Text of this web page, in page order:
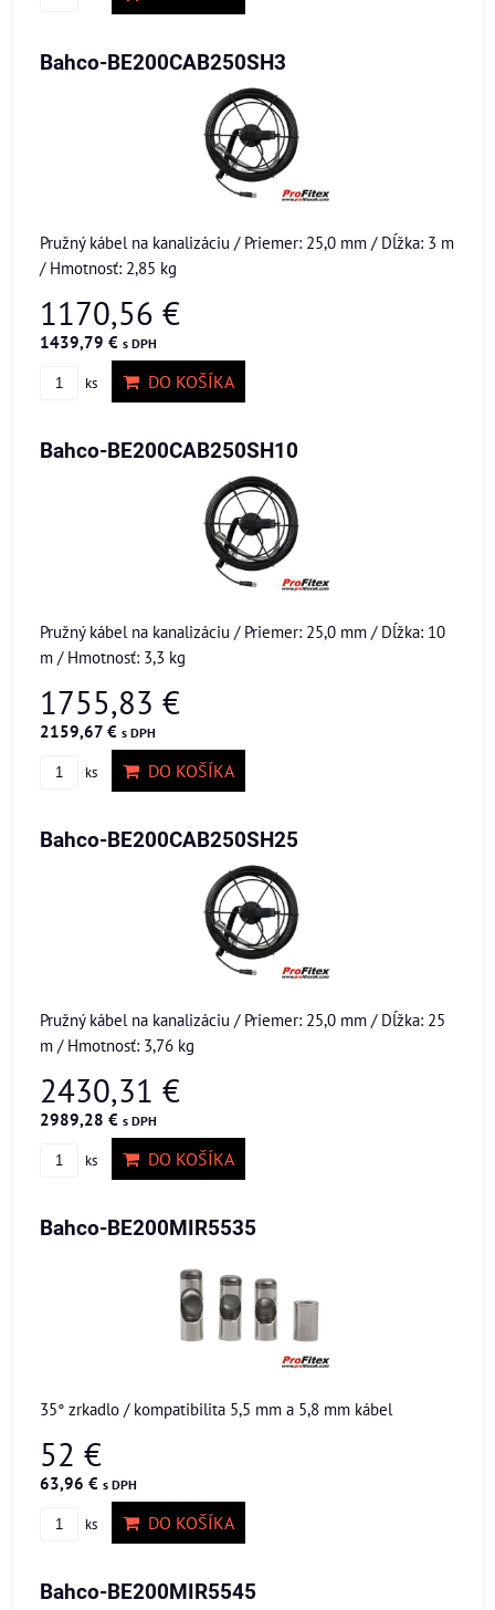
Bahco-BE200CAB250SH3
Pružný kábel na kanalizáciu / Priemer: 25,0 mm / Dĺžka: 3 m
/ Hmotnosť: 2,85 kg
1170,56 €
1439,79 € s DPH
ks DO KOŠÍKA
Bahco-BE200CAB250SH10
Pružný kábel na kanalizáciu / Priemer: 25,0 mm / Dĺžka: 10
m / Hmotnosť: 3,3 kg
1755,83 €
2159,67 € s DPH
ks DO KOŠÍKA
Bahco-BE200CAB250SH25
Pružný kábel na kanalizáciu / Priemer: 25,0 mm / Dĺžka: 25
m / Hmotnosť: 3,76 kg
2430,31 €
2989,28 € s DPH
ks DO KOŠÍKA
Bahco-BE200MIR5535
35° zrkadlo / kompatibilita 5,5 mm a 5,8 mm kábel
52 €
63,96 € s DPH
ks DO KOŠÍKA
Bahco-BE200MIR5545